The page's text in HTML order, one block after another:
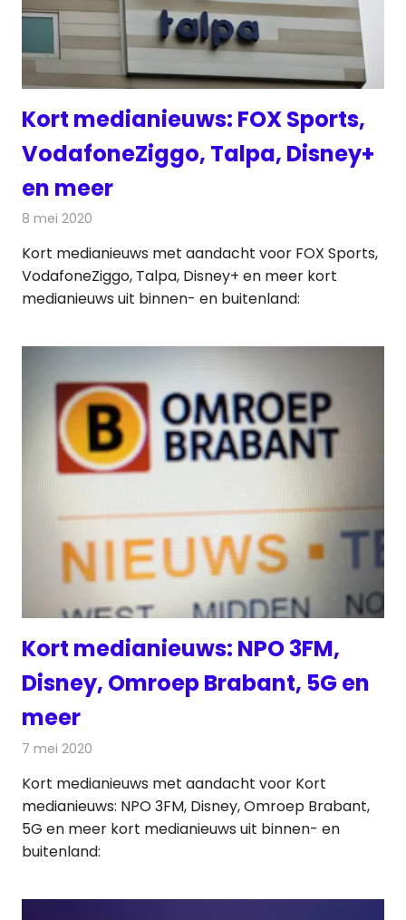
Kort medianieuws: FOX Sports,
VodafoneZiggo, Talpa, Disney+
en meer
8 mei 2020
Kort medianieuws met aandacht voor FOX Sports,
VodafoneZiggo, Talpa, Disney+ en meer kort
medianieuws uit binnen- en buitenland:
Kort medianieuws: NPO 3FM,
Disney, Omroep Brabant, 5G en
meer
7 mei 2020
Kort medianieuws met aandacht voor Kort
medianieuws: NPO 3FM, Disney, Omroep Brabant,
5G en meer kort medianieuws uit binnen- en
buitenland: